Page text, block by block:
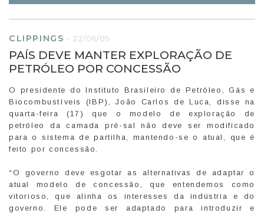
CLIPPINGS - 22/06/09
PAÍS DEVE MANTER EXPLORAÇÃO DE
PETRÓLEO POR CONCESSÃO
O presidente do Instituto Brasileiro de Petróleo, Gás e
Biocombustíveis (IBP), João Carlos de Luca, disse na
quarta-feira (17) que o modelo de exploração de
petróleo da camada pré-sal não deve ser modificado
para o sistema de partilha, mantendo-se o atual, que é
feito por concessão.
“O governo deve esgotar as alternativas de adaptar o
atual modelo de concessão, que entendemos como
vitorioso, que alinha os interesses da indústria e do
governo. Ele pode ser adaptado para introduzir e